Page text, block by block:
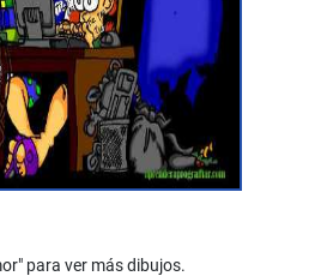
para ver más dibujos.